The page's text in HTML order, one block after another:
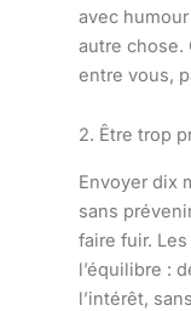
avec
autre chose.
entre vous,
2. Être trop
Envoyer dix
sans
faire fuir.
l’équilibre :
l’intérêt,